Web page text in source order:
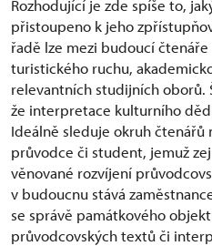
Rozhodující je zde spíše to,
přistoupeno k jeho
řadě lze mezi budoucí
turistického ruchu,
relevantních studijních oborů.
že interpretace kulturního
Ideálně sleduje okruh
průvodce či student, jemuž
věnované rozvíjení
v budoucnu stává
se správě památkového
průvodcovských textů či